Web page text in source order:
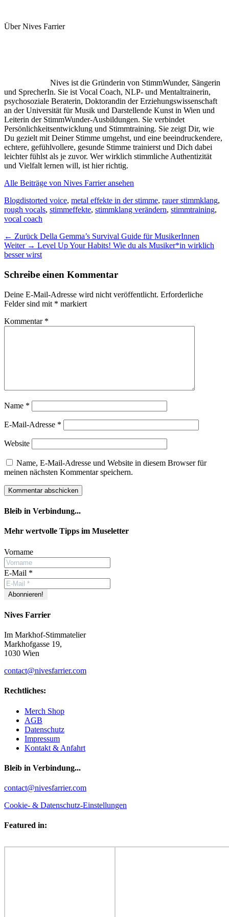
Über Nives Farrier
Nives ist die Gründerin von StimmWunder, Sängerin
und SprecherIn. Sie ist Vocal Coach, NLP- und Mentaltrainerin,
psychosoziale Beraterin, Doktorandin der Erziehungswissenschaft
an der Universität für Musik und Darstellende Kunst in Wien und
Leiterin der StimmWunder-Ausbildungen. Sie verbindet
Persönlichkeitsentwicklung und Stimmtraining. Sie zeigt Dir, wie
Du gezielt mit Deiner Stimme umgehst, und eine beeindruckendere,
echtere, gefühlvollere, gesunde Stimme trainierst und Dich dabei
leichter fühlst als je zuvor. Wer wirklich stimmliche Authentizität
und Vielfalt lernen will, ist hier richtig.
Alle Beiträge von Nives Farrier ansehen
Kategorien
BlogSchlagworte
distorted voice, metal effekte in der stimme, rauer stimmklang,
rough vocals, stimmeffekte, stimmklang verändern, stimmtraining,
vocal coach
Beitragsnavigation
← Zurück Vorheriger
Beitrag:
Della Gemma’s Survival Guide für MusikerInnen
Weiter → Nächster
Beitrag:
Level Up Your Habits! Wie du als Musiker*in wirklich
besser wirst
Schreibe einen Kommentar
Deine E-Mail-Adresse wird nicht veröffentlicht. Erforderliche
Felder sind mit * markiert
Kommentar *
Name *
E-Mail-Adresse *
Website
Name, E-Mail-Adresse und Website in diesem Browser für
meinen nächsten Kommentar speichern.
Bleib in Verbindung...
Facebook
YouTube
Instagram
Mehr wertvolle Tipps im Museletter
Vorname
E-Mail *
Nives Farrier
Im Markhof-Stimmatelier
Markhofgasse 19,
1030 Wien
contact@nivesfarrier.com
Rechtliches:
Merch Shop
AGB
Datenschutz
Impressum
Kontakt & Anfahrt
Bleib in Verbindung...
Facebook
YouTube
Instagram
contact@nivesfarrier.com
Cookie- & Datenschutz-Einstellungen
Featured in: